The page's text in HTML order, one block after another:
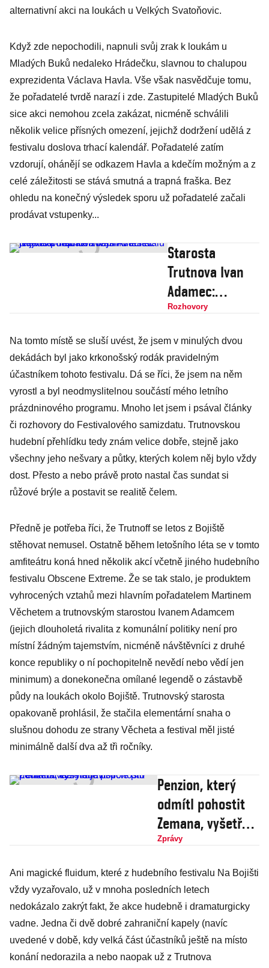
alternativní akci na loukách u Velkých Svatoňovic.
Když zde nepochodili, napnuli svůj zrak k loukám u
Mladých Buků nedaleko Hrádečku, slavnou to chalupou
exprezidenta Václava Havla. Vše však nasvědčuje tomu,
že pořadatelé tvrdě narazí i zde. Zastupitelé Mladých Buků
sice akci nemohou zcela zakázat, nicméně schválili
několik velice přísných omezení, jejichž dodržení udělá z
festivalu doslova trhací kalendář. Pořadatelé zatím
vzdorují, ohánějí se odkazem Havla a kdečím možným a z
celé záležitosti se stává smutná a trapná fraška. Bez
ohledu na konečný výsledek sporu už pořadatelé začali
prodávat vstupenky...
Starosta
Trutnova Ivan
Adamec:
Největší
zdejšího
festivalu je jeho
pořadatel
Martin Věchet
Rozhovory
Na tomto místě se sluší uvést, že jsem v minulých dvou
dekádách byl jako krkonošský rodák pravidelným
účastníkem tohoto festivalu. Dá se říci, že jsem na něm
vyrostl a byl neodmyslitelnou součástí mého letního
prázdninového programu. Mnoho let jsem i psával články
či rozhovory do Festivalového samizdatu. Trutnovskou
hudební přehlídku tedy znám velice dobře, stejně jako
všechny jeho nešvary a půtky, kterých kolem něj bylo vždy
dost. Přesto a nebo právě proto nastal čas sundat si
růžové brýle a postavit se realitě čelem.
Předně je potřeba říci, že Trutnoff se letos z Bojiště
stěhovat nemusel. Ostatně během letošního léta se v tomto
amfiteátru koná hned několik akcí včetně jiného hudebního
festivalu Obscene Extreme. Že se tak stalo, je produktem
vyhrocených vztahů mezi hlavním pořadatelem Martinem
Věchetem a trutnovským starostou Ivanem Adamcem
(jejich dlouholetá rivalita z komunální politiky není pro
místní žádným tajemstvím, nicméně návštěvníci z druhé
konce republiky o ní pochopitelně nevědí nebo vědí jen
minimum) a donekonečna omílané legendě o zástavbě
půdy na loukách okolo Bojiště. Trutnovský starosta
opakovaně prohlásil, že stačila elementární snaha o
slušnou dohodu ze strany Věcheta a festival měl jisté
minimálně další dva až tři ročníky.
Penzion, který
odmítl pohostit
Zemana, vyšetřuje
policie pro
nenávisti
Zprávy
Ani magické fluidum, které z hudebního festivalu Na Bojišti
vždy vyzařovalo, už v mnoha posledních letech
nedokázalo zakrýt fakt, že akce hudebně i dramaturgicky
vadne. Jedna či dvě dobré zahraniční kapely (navíc
uvedené v době, kdy velká část účastníků ještě na místo
konání nedorazila a nebo naopak už z Trutnova